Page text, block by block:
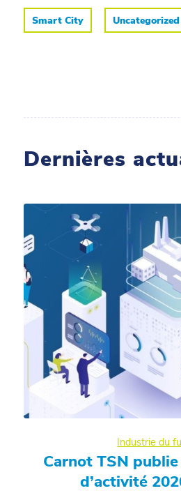
Smart City Uncategorized
Dernières
Industrie du
Carnot TSN
d’activité